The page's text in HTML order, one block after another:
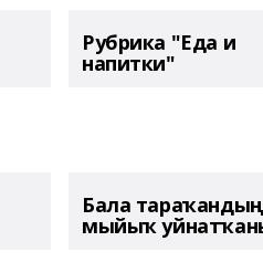
Рубрика "Еда и
напитки"
Бала тараҡандың
мыйыҡ